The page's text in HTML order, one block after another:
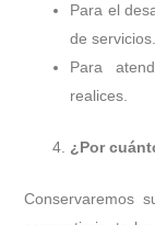
Para el
de servicios.
Para
realices.
¿Por
Conservaremos